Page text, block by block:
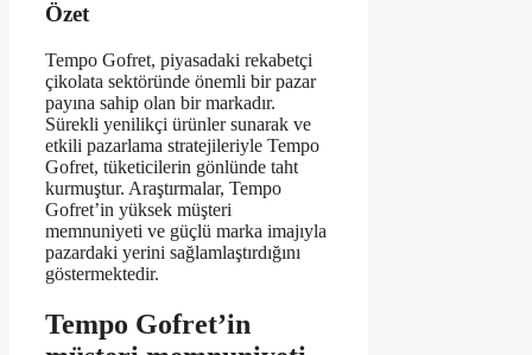
Özet
Tempo Gofret, piyasadaki rekabetçi
çikolata sektöründe önemli bir pazar
payına sahip olan bir markadır.
Sürekli yenilikçi ürünler sunarak ve
etkili pazarlama stratejileriyle Tempo
Gofret, tüketicilerin gönlünde taht
kurmuştur. Araştırmalar, Tempo
Gofret’in yüksek müşteri
memnuniyeti ve güçlü marka imajıyla
pazardaki yerini sağlamlaştırdığını
göstermektedir.
Tempo Gofret’in